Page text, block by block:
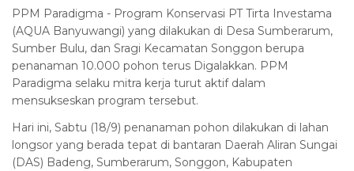
PPM Paradigma - Program Konservasi PT Tirta Investama
(AQUA Banyuwangi) yang dilakukan di Desa Sumberarum,
Sumber Bulu, dan Sragi Kecamatan Songgon berupa
penanaman 10.000 pohon terus Digalakkan. PPM
Paradigma selaku mitra kerja turut aktif dalam
mensukseskan program tersebut.
Hari ini, Sabtu (18/9) penanaman pohon dilakukan di lahan
longsor yang berada tepat di bantaran Daerah Aliran Sungai
(DAS) Badeng, Sumberarum, Songgon, Kabupaten